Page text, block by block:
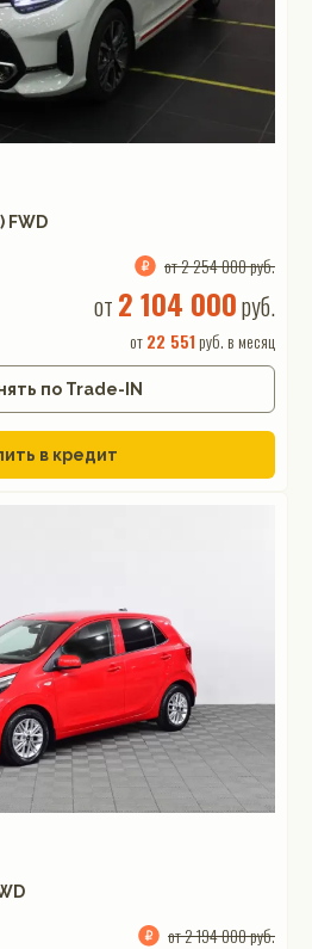
FWD
от 2 254 000 руб.
от 2 104 000руб.
от22 551 руб. в месяц
по Trade-IN
в кредит
от 2 194 000 руб.